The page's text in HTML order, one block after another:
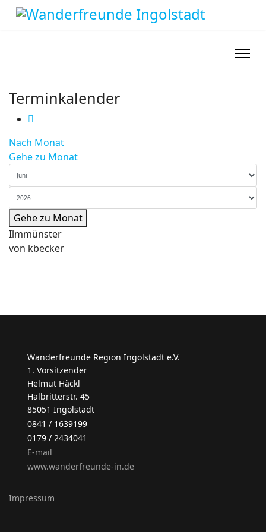
Terminkalender
Nach Monat
Gehe zu Monat
Gehe zu Monat
Ilmmünster
von kbecker
Wanderfreunde Region Ingolstadt e.V.
1. Vorsitzender
Helmut Häckl
Halbritterstr. 45
85051 Ingolstadt
0841 / 1639199
0179 / 2434041
E-mail
www.wanderfreunde-in.de
Impressum